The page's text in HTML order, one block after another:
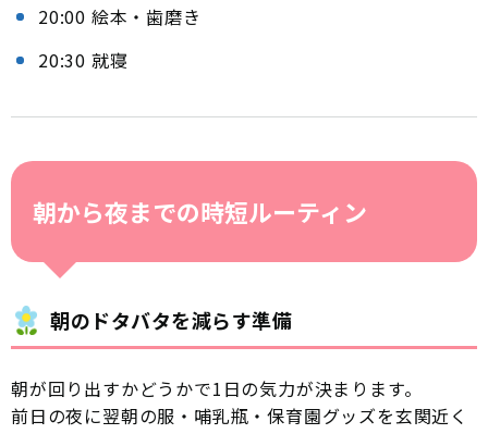
20:00 絵本・歯磨き
20:30 就寝
朝から夜までの時短ルーティン
朝のドタバタを減らす準備
朝が回り出すかどうかで1日の気力が決まります。
前日の夜に翌朝の服・哺乳瓶・保育園グッズを玄関近く